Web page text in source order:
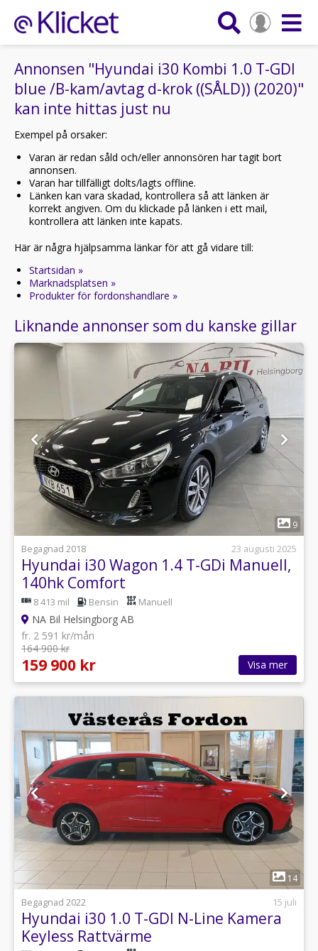
Annonsen "Hyundai i30 Kombi 1.0 T-GDI
blue /B-kam/avtag d-krok ((SÅLD)) (2020)"
kan inte hittas just nu
Exempel på orsaker:
Varan är redan såld och/eller annonsören har tagit bort
annonsen.
Varan har tillfälligt dolts/lagts offline.
Länken kan vara skadad, kontrollera så att länken är
korrekt angiven. Om du klickade på länken i ett mail,
kontrollera att länken inte kapats.
Här är några hjälpsamma länkar för att gå vidare till:
Startsidan »
Marknadsplatsen »
Produkter för fordonshandlare »
Liknande annonser som du kanske gillar
1
9
Begagnad 2018
23 augusti 2025
Hyundai i30 Wagon 1.4 T-GDi Manuell,
140hk Comfort
8 413 mil Bensin Manuell
NA Bil Helsingborg AB
fr. 2 591 kr/mån
164 900 kr
159 900 kr Visa mer
14
Begagnad 2022
15 juli
Hyundai i30 1.0 T-GDI N-Line Kamera
Keyless Rattvärme